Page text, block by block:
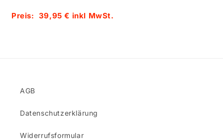
Preis: 39,95 € inkl MwSt.
AGB
Datenschutzerklärung
Widerrufsformular